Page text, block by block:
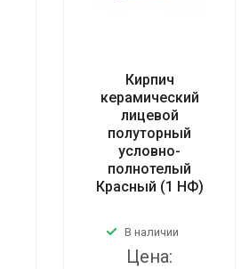
Кирпич
керамический
лицевой
полуторный
условно-
полнотелый
Красный (1 НФ)
В наличии
Цена: